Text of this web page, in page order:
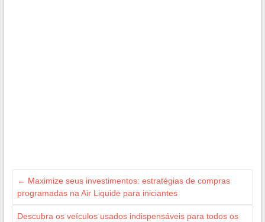
← Maximize seus investimentos: estratégias de compras
programadas na Air Liquide para iniciantes
Descubra os veículos usados indispensáveis para todos os